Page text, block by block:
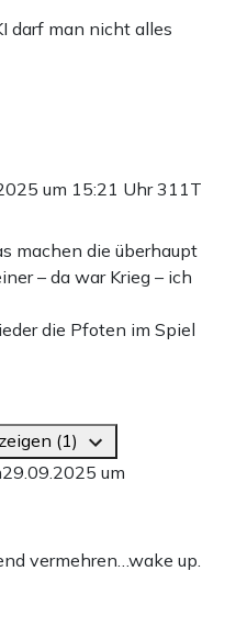
darf man nicht alles
um 15:21 Uhr311T
machen die überhaupt
– da war Krieg – ich
die Pfoten im Spiel
(1)
29.09.2025 um
vermehren…wake up.